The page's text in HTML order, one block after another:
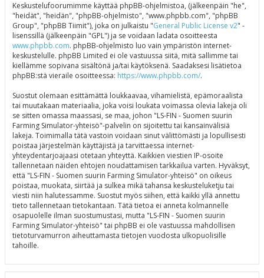
Keskustelufoorumimme käyttää phpBB-ohjelmistoa, (jälkeenpäin "he",
"heidät", "heidän", "phpBB-ohjelmisto", "www.phpbb.com", "phpBB
Group", "phpBB Tiimit"), joka on julkaistu "General Public License v2" -
lisenssillä (jälkeenpäin "GPL") ja se voidaan ladata osoitteesta
www.phpbb.com. phpBB-ohjelmisto luo vain ympäristön internet-
keskustelulle. phpBB Limited ei ole vastuussa siitä, mitä sallimme tai
kiellämme sopivana sisältönä ja/tai käytöksenä. Saadaksesi lisätietoa
phpBB:stä vieraile osoitteessa: https://www.phpbb.com/.
Suostut olemaan esittämättä loukkaavaa, vihamielistä, epämoraalista
tai muutakaan materiaalia, joka voisi loukata voimassa olevia lakeja oli
se sitten omassa maassasi, se maa, johon "LS-FIN - Suomen suurin
Farming Simulator-yhteisö"-palvelin on sijoitettu tai kansainvälisiä
lakeja. Toimimalla tätä vastoin voidaan sinut välittömästi ja lopullisesti
poistaa järjestelmän käyttäjistä ja tarvittaessa internet-
yhteydentarjoajaasi otetaan yhteyttä. Kaikkien viestien IP-osoite
tallennetaan näiden ehtojen noudattamisen tarkkailua varten. Hyväksyt,
että "LS-FIN - Suomen suurin Farming Simulator-yhteisö" on oikeus
poistaa, muokata, siirtää ja sulkea mikä tahansa keskusteluketju tai
viesti niin halutessamme. Suostut myös siihen, että kaikki yllä annettu
tieto tallennetaan tietokantaan. Tätä tietoa ei anneta kolmannelle
osapuolelle ilman suostumustasi, mutta "LS-FIN - Suomen suurin
Farming Simulator-yhteisö" tai phpBB ei ole vastuussa mahdollisen
tietoturvamurron aiheuttamasta tietojen vuodosta ulkopuolisille
tahoille.